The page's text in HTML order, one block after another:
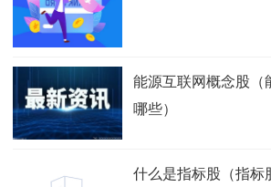
能源互联网概念股（
哪些）
什么是指标股（指标